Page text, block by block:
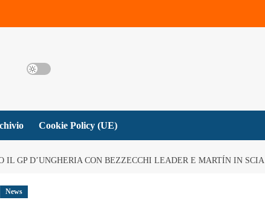
Cookie Policy (UE)
IL GP D’UNGHERIA CON BEZZECCHI LEADER E MARTÍN IN SCIA
News